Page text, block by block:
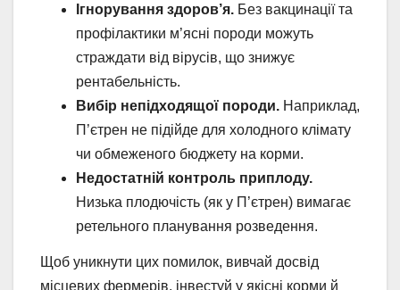
Ігнорування здоров’я. Без вакцинації та
профілактики м’ясні породи можуть
страждати від вірусів, що знижує
рентабельність.
Вибір непідходящої породи. Наприклад,
П’єтрен не підійде для холодного клімату
чи обмеженого бюджету на корми.
Недостатній контроль приплоду.
Низька плодючість (як у П’єтрен) вимагає
ретельного планування розведення.
Щоб уникнути цих помилок, вивчай досвід
місцевих фермерів, інвестуй у якісні корми й